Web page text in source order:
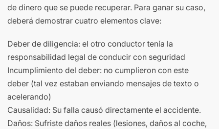
de dinero que se puede recuperar. Para ganar su caso,
deberá demostrar cuatro elementos clave:
Deber de diligencia: el otro conductor tenía la
responsabilidad legal de conducir con seguridad
Incumplimiento del deber: no cumplieron con este
deber (tal vez estaban enviando mensajes de texto o
acelerando)
Causalidad: Su falla causó directamente el accidente.
Daños: Sufriste daños reales (lesiones, daños al coche,